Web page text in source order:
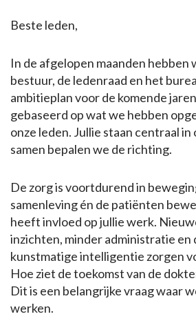
Beste leden,
In de afgelopen maanden hebben
bestuur, de ledenraad en het
ambitieplan voor de komende
gebaseerd op wat we hebben
onze leden. Jullie staan centraal
samen bepalen we de richting.
De zorg is voortdurend in
samenleving én de patiënten
heeft invloed op jullie werk.
inzichten, minder administratie en
kunstmatige intelligentie zorgen
Hoe ziet de toekomst van de
Dit is een belangrijke vraag waar
werken.